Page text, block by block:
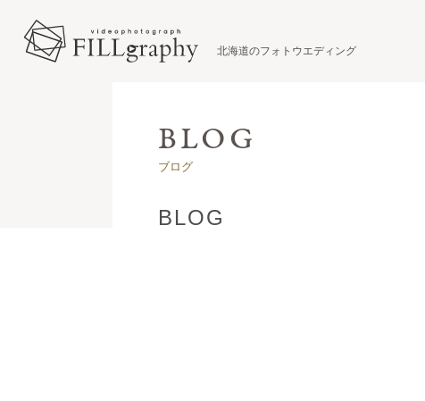
北海道のフォトウエディング
ブログ
BLOG